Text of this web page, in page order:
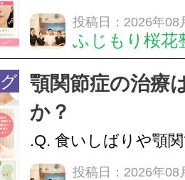
ラインは変わります
変化を感じる方も多
で顔まわりの筋肉や
ことで、血流を促し
のこわばりにアプロ
投稿日：2026年08
ふじもり桜花
顎関節症の治療
か？
.Q. 食いしばりや顎
らえますか？A. はい
投稿日：2026年08